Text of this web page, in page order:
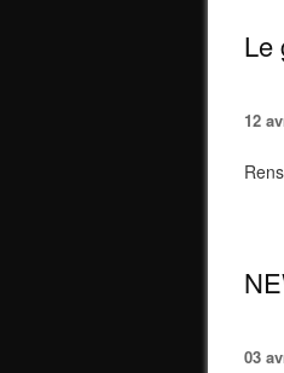
Le
12
03